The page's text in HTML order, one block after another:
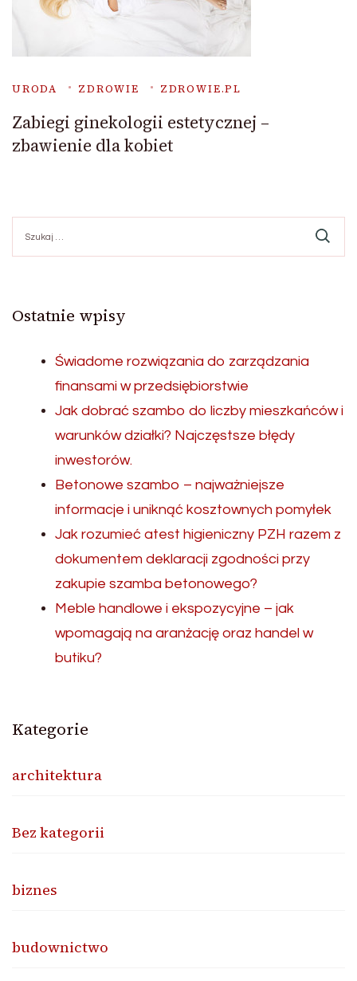
URODA ZDROWIE ZDROWIE.PL
Zabiegi ginekologii estetycznej –
zbawienie dla kobiet
Ostatnie wpisy
Świadome rozwiązania do zarządzania
finansami w przedsiębiorstwie
Jak dobrać szambo do liczby mieszkańców i
warunków działki? Najczęstsze błędy
inwestorów.
Betonowe szambo – najważniejsze
informacje i uniknąć kosztownych pomyłek
Jak rozumieć atest higieniczny PZH razem z
dokumentem deklaracji zgodności przy
zakupie szamba betonowego?
Meble handlowe i ekspozycyjne – jak
wpomagają na aranżację oraz handel w
butiku?
Kategorie
architektura
Bez kategorii
biznes
budownictwo